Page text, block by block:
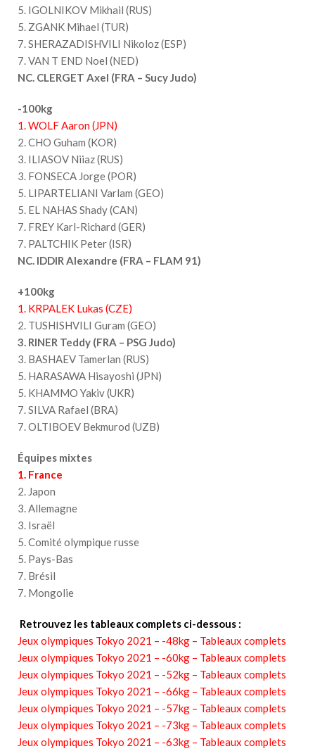
5. IGOLNIKOV Mikhail (RUS)
5. ZGANK Mihael (TUR)
7. SHERAZADISHVILI Nikoloz (ESP)
7. VAN T END Noel (NED)
NC. CLERGET Axel (FRA – Sucy Judo)
-100kg
1. WOLF Aaron (JPN)
2. CHO Guham (KOR)
3. ILIASOV Niiaz (RUS)
3. FONSECA Jorge (POR)
5. LIPARTELIANI Varlam (GEO)
5. EL NAHAS Shady (CAN)
7. FREY Karl-Richard (GER)
7. PALTCHIK Peter (ISR)
NC. IDDIR Alexandre (FRA – FLAM 91)
+100kg
1. KRPALEK Lukas (CZE)
2. TUSHISHVILI Guram (GEO)
3. RINER Teddy (FRA – PSG Judo)
3. BASHAEV Tamerlan (RUS)
5. HARASAWA Hisayoshi (JPN)
5. KHAMMO Yakiv (UKR)
7. SILVA Rafael (BRA)
7. OLTIBOEV Bekmurod (UZB)
Équipes mixtes
1. France
2. Japon
3. Allemagne
3. Israël
5. Comité olympique russe
5. Pays-Bas
7. Brésil
7. Mongolie
Retrouvez les tableaux complets ci-dessous :
Jeux olympiques Tokyo 2021 – -48kg – Tableaux complets
Jeux olympiques Tokyo 2021 – -60kg – Tableaux complets
Jeux olympiques Tokyo 2021 – -52kg – Tableaux complets
Jeux olympiques Tokyo 2021 – -66kg – Tableaux complets
Jeux olympiques Tokyo 2021 – -57kg – Tableaux complets
Jeux olympiques Tokyo 2021 – -73kg – Tableaux complets
Jeux olympiques Tokyo 2021 – -63kg – Tableaux complets